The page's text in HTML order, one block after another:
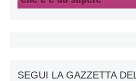
SEGUI LA GAZZETTA